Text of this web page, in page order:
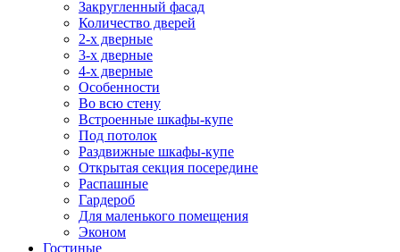
Закругленный фасад
Количество дверей
2-х дверные
3-х дверные
4-х дверные
Особенности
Во всю стену
Встроенные шкафы-купе
Под потолок
Раздвижные шкафы-купе
Открытая секция посередине
Распашные
Гардероб
Для маленького помещения
Эконом
Гостиные